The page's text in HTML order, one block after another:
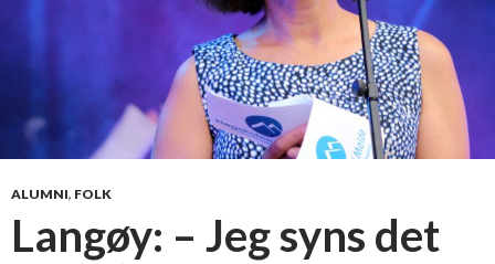
s
n
n
ALUMNI, FOLK
Langøy: – Jeg syns det